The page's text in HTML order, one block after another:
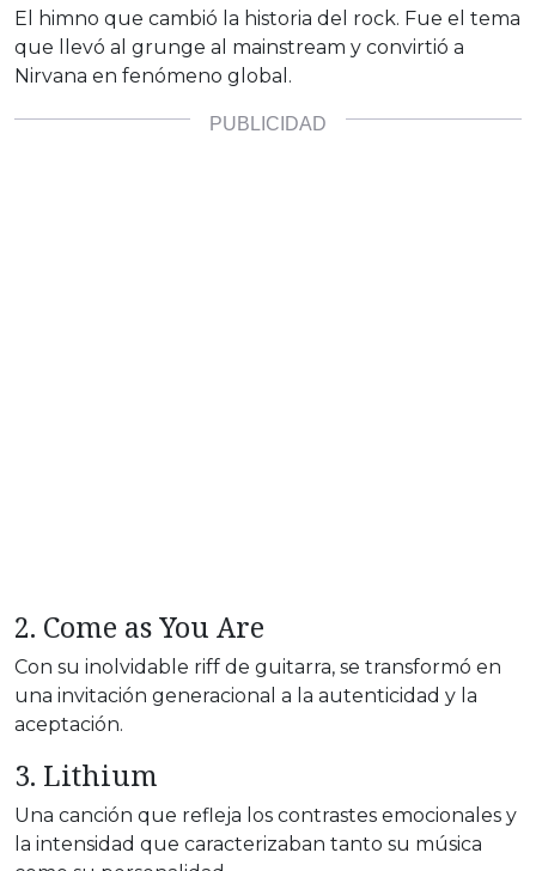
El himno que cambió la historia del rock. Fue el tema
que llevó al grunge al mainstream y convirtió a
Nirvana en fenómeno global.
2. Come as You Are
Con su inolvidable riff de guitarra, se transformó en
una invitación generacional a la autenticidad y la
aceptación.
3. Lithium
Una canción que refleja los contrastes emocionales y
la intensidad que caracterizaban tanto su música